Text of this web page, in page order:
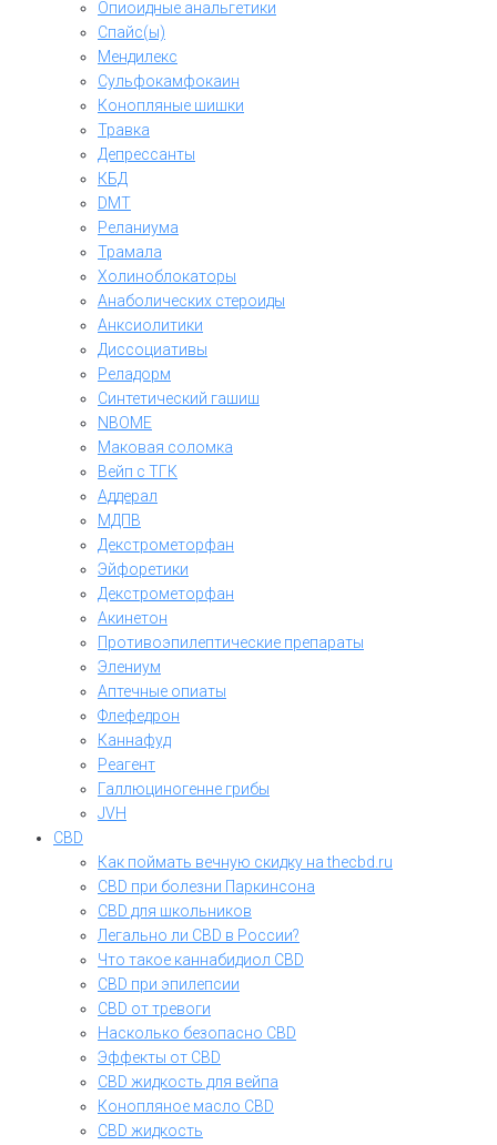
Опиоидные анальгетики
Спайс(ы)
Мендилекс
Сульфокамфокаин
Конопляные шишки
Травка
Депрессанты
КБД
DMT
Реланиума
Трамала
Холиноблокаторы
Анаболических стероиды
Анксиолитики
Диссоциативы
Реладорм
Синтетический гашиш
NBOME
Маковая соломка
Вейп с ТГК
Аддерал
МДПВ
Декстрометорфан
Эйфоретики
Декстрометорфан
Акинетон
Противоэпилептические препараты
Элениум
Аптечные опиаты
Флефедрон
Каннафуд
Реагент
Галлюциногенне грибы
JVH
CBD
Как поймать вечную скидку на thecbd.ru
CBD при болезни Паркинсона
CBD для школьников
Легально ли CBD в России?
Что такое каннабидиол CBD
CBD при эпилепсии
CBD от тревоги
Насколько безопасно CBD
Эффекты от CBD
CBD жидкость для вейпа
Конопляное масло CBD
CBD жидкость